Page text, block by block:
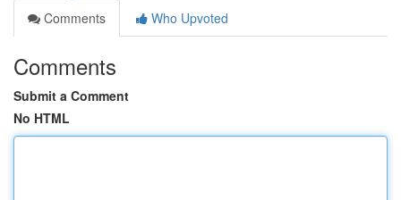
Comments
Who Upvoted
Comments
Submit a Comment
No HTML